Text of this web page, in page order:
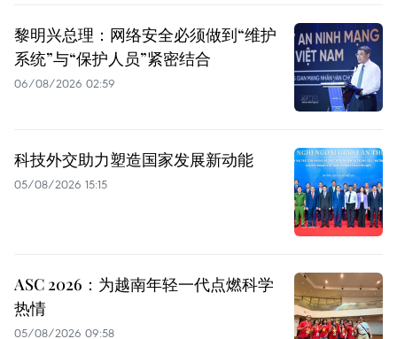
黎明兴总理：网络安全必须做到“维护
系统”与“保护人员”紧密结合
06/08/2026 02:59
科技外交助力塑造国家发展新动能
05/08/2026 15:15
ASC 2026：为越南年轻一代点燃科学
热情
05/08/2026 09:58